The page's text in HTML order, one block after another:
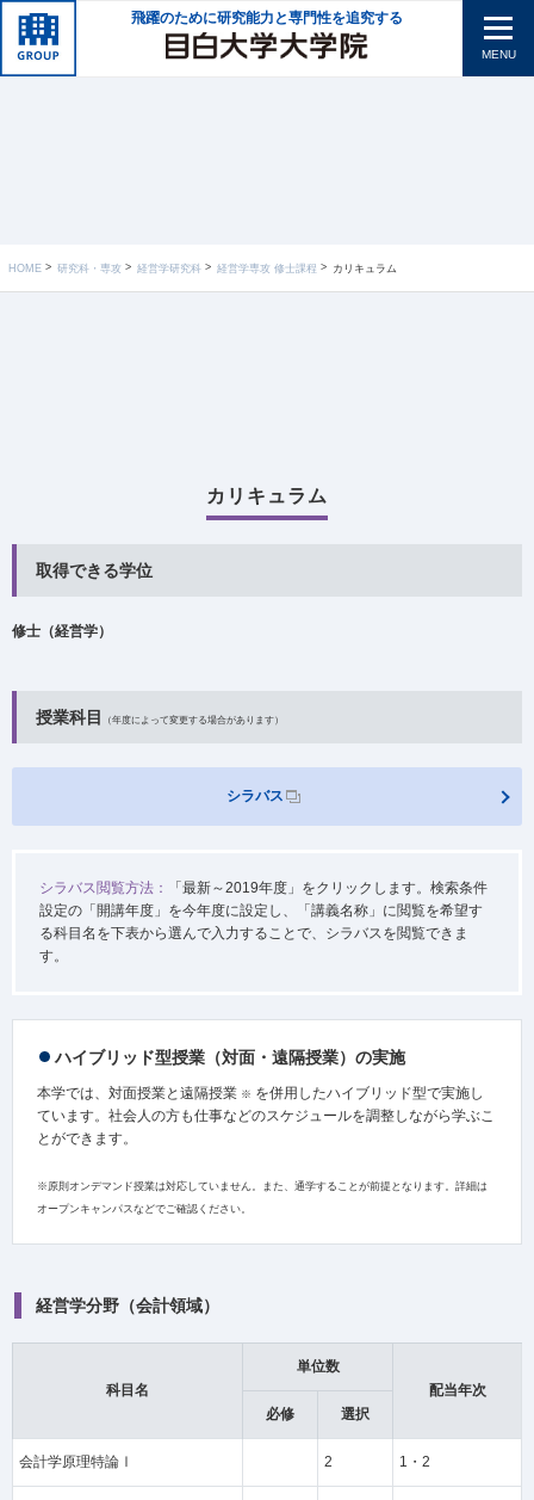
飛躍のために研究能力と専門性を追究する
MENU
HOME 研究科・専攻 経営学研究科 経営学専攻 修士課程 カリキュラム
カリキュラム
取得できる学位
修士（経営学）
授業科目 （年度によって変更する場合があります）
シラバス
シラバス閲覧方法：
「最新～2019年度」をクリックします。検索条件
設定の「開講年度」を今年度に設定し、「講義名称」に閲覧を希望す
る科目名を下表から選んで入力することで、シラバスを閲覧できま
す。
ハイブリッド型授業（対面・遠隔授業）の実施
本学では、対面授業と遠隔授業 ※ を併用したハイブリッド型で実施し
ています。社会人の方も仕事などのスケジュールを調整しながら学ぶこ
とができます。
※原則オンデマンド授業は対応していません。また、通学することが前提となります。 詳細は
オープンキャンパスなどでご確認ください。
経営学分野（会計領域）
科目名
単位数
配当年次
必修
選択
会計学原理特論Ⅰ 2 1・2